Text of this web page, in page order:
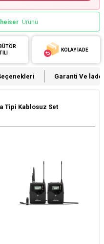
Ürünü
KOLAY İADE
Garanti Ve İade
Tipi Kablosuz Set